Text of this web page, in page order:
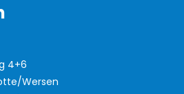
4+6
Wersen